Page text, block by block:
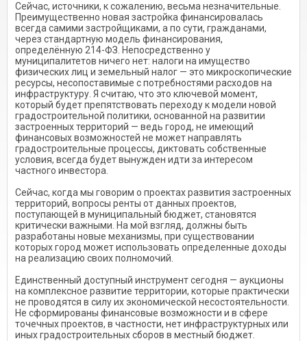
Сейчас, источники, к сожалению, весьма незначительные.
Преимущественно новая застройка финансировалась
всегда самими застройщиками, а по сути, гражданами,
через стандартную модель финансирования,
определённую 214-ФЗ. Непосредственно у
муниципалитетов ничего нет: налоги на имущество
физических лиц и земельный налог — это микроскопические
ресурсы, несопоставимые с потребностями расходов на
инфраструктуру. Я считаю, что это ключевой момент,
который будет препятствовать переходу к модели новой
градостроительной политики, основанной на развитии
застроенных территорий — ведь город, не имеющий
финансовых возможностей не может направлять
градостроительные процессы, диктовать собственные
условия, всегда будет вынужден идти за интересом
частного инвестора.
Сейчас, когда мы говорим о проектах развития застроенных
территорий, вопросы ренты от данных проектов,
поступающей в муниципальный бюджет, становятся
критически важными. На мой взгляд, должны быть
разработаны новые механизмы, при существовании
которых город может использовать определенные доходы
на реализацию своих полномочий.
Единственный доступный инструмент сегодня — аукционы
на комплексное развитие территории, которые практически
не проводятся в силу их экономической несостоятельности.
Не сформированы финансовые возможности и в сфере
точечных проектов, в частности, нет инфраструктурных или
иных градостроительных сборов в местный бюджет.